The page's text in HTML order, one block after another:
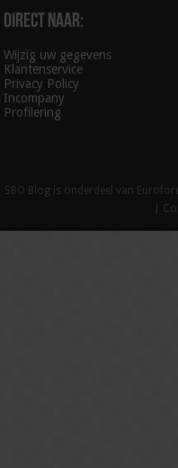
Direct naar:
Wijzig uw gegevens
Klantenservice
Privacy Policy
Incompany
Profilering
SBO Blog is onderdeel van
|